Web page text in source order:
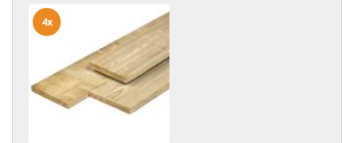
4x